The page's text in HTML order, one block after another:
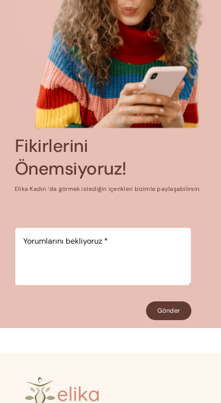
Fikirlerini
Önemsiyoruz!
Elika Kadın ‘da görmek istediğin içerikleri bizimle paylaşabilirsin.
Gönder